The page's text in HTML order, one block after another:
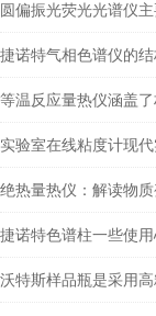
绝热量热仪：解读物
捷诺特色谱柱一些使